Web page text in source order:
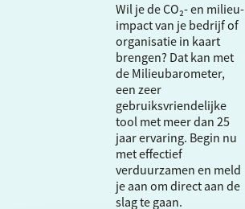
Wil je de CO₂- en milieu-
impact van je bedrijf of
organisatie in kaart
brengen? Dat kan met
de Milieubarometer,
een zeer
gebruiksvriendelijke
tool met meer dan 25
jaar ervaring. Begin nu
met effectief
verduurzamen en meld
je aan om direct aan de
slag te gaan.